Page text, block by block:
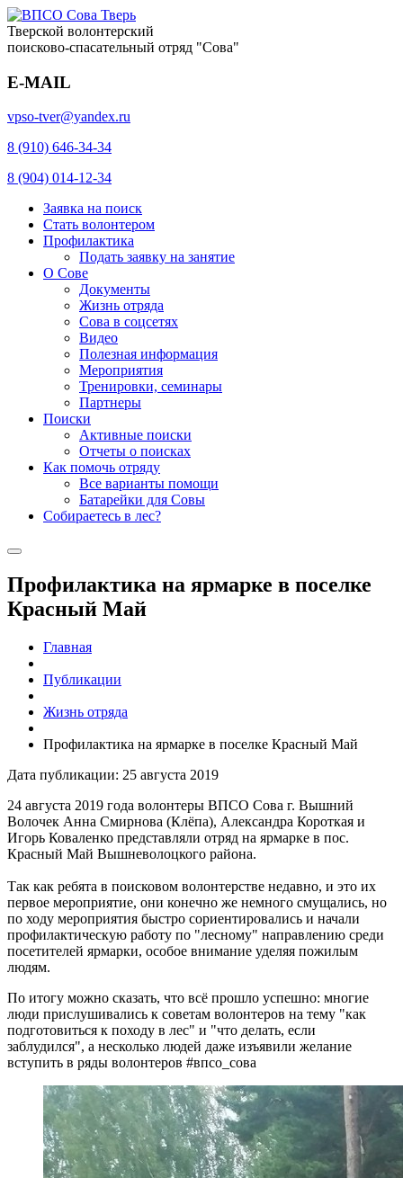
Тверской волонтерский
поисково-спасательный отряд "Сова"
E-MAIL
vpso-tver@yandex.ru
8 (910) 646-34-34
8 (904) 014-12-34
Заявка на поиск
Стать волонтером
Профилактика
Подать заявку на занятие
О Сове
Документы
Жизнь отряда
Сова в соцсетях
Видео
Полезная информация
Мероприятия
Тренировки, семинары
Партнеры
Поиски
Активные поиски
Отчеты о поисках
Как помочь отряду
Все варианты помощи
Батарейки для Совы
Собираетесь в лес?
Профилактика на ярмарке в поселке
Красный Май
Главная
Публикации
Жизнь отряда
Профилактика на ярмарке в поселке Красный Май
Дата публикации: 25 августа 2019
24 августа 2019 года волонтеры ВПСО Сова г. Вышний
Волочек Анна Смирнова (Клёпа), Александра Короткая и
Игорь Коваленко представляли отряд на ярмарке в пос.
Красный Май Вышневолоцкого района.
Так как ребята в поисковом волонтерстве недавно, и это их
первое мероприятие, они конечно же немного смущались, но
по ходу мероприятия быстро сориентировались и начали
профилактическую работу по "лесному" направлению среди
посетителей ярмарки, особое внимание уделяя пожилым
людям.
По итогу можно сказать, что всё прошло успешно: многие
люди прислушивались к советам волонтеров на тему "как
подготовиться к походу в лес" и "что делать, если
заблудился", а несколько людей даже изъявили желание
вступить в ряды волонтеров #впсо_сова